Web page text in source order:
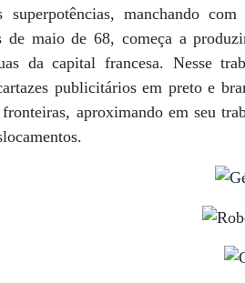
superpotências, manchando
de maio de 68, começa a
da capital francesa. Nesse
publicitários em preto e
aproximando em seu